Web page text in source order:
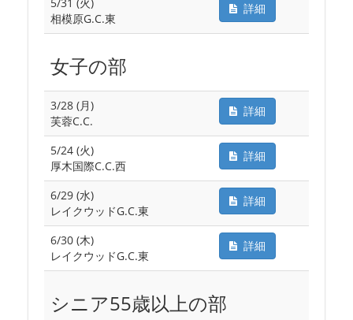
相模原G.C.東
詳細
女子の部
3/28 (月)
芙蓉C.C.
詳細
5/24 (火)
厚木国際C.C.西
詳細
6/29 (水)
レイクウッドG.C.東
詳細
6/30 (木)
レイクウッドG.C.東
詳細
シニア55歳以上の部